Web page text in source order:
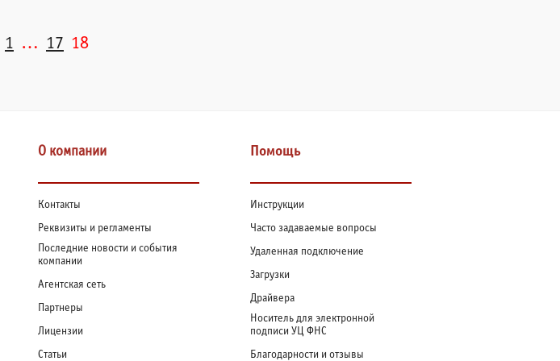
1 … 17 18
О компании
Контакты
Реквизиты и регламенты
Последние новости и события
компании
Агентская сеть
Партнеры
Лицензии
Статьи
Помощь
Инструкции
Часто задаваемые вопросы
Удаленная подключение
Загрузки
Драйвера
Носитель для электронной
подписи УЦ ФНС
Благодарности и отзывы